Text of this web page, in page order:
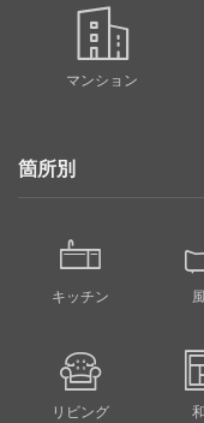
マンション
箇所別
キッチン
リビング